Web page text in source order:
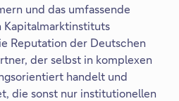
und das umfassende
Kapitalmarktinstituts
Reputation der Deutschen
der selbst in komplexen
handelt und
die sonst nur institutionellen